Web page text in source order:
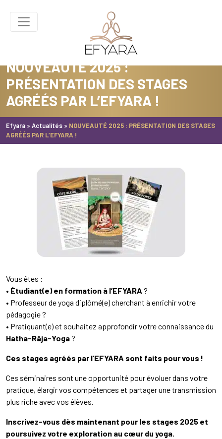
NOUVEAUTÉ 2025 :
PRÉSENTATION DES STAGES
AGRÉÉS PAR L’EFYARA !
Efyara » Actualités » NOUVEAUTÉ 2025 : PRÉSENTATION DES STAGES
AGRÉÉS PAR L’EFYARA !
Vous êtes :
• Étudiant(e) en formation à l’EFYARA ?
• Professeur de yoga diplômé(e) cherchant à enrichir votre
pédagogie ?
• Pratiquant(e) et souhaitez approfondir votre connaissance du
Hatha-Râja-Yoga?
Ces stages agréés par l’EFYARA sont faits pour vous !
Ces séminaires sont une opportunité pour évoluer dans votre
pratique, élargir vos compétences et partager une transmission
plus riche avec vos élèves.
Inscrivez-vous dès maintenant pour les stages 2025 et
poursuivez votre exploration au cœur du yoga.